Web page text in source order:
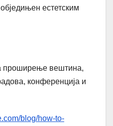
естетским
проширење вештина,
конференција и
blog/how-to-